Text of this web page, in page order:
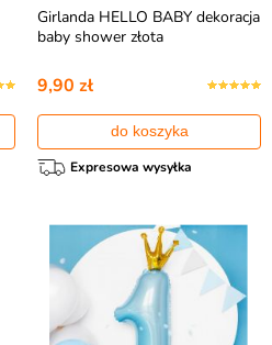
Girlanda HELLO BABY dekoracja
baby shower złota
9,90 zł
do koszyka
Expresowa wysyłka